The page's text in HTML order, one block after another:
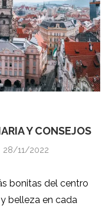
Y CONSEJOS
28/11/2022
bonitas del centro
belleza en cada